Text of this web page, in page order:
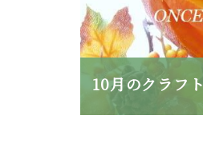
10月のクラフト